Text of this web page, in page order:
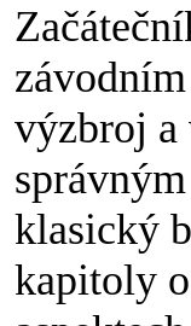
výzbroj a
klasický
kapitoly